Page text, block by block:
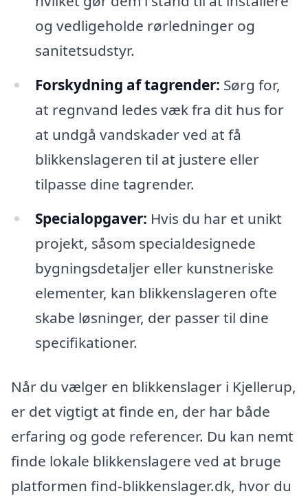
og vedligeholde rørledninger og
sanitetsudstyr.
Forskydning af tagrender: Sørg for,
at regnvand ledes væk fra dit hus for
at undgå vandskader ved at få
blikkenslageren til at justere eller
tilpasse dine tagrender.
Specialopgaver: Hvis du har et unikt
projekt, såsom specialdesignede
bygningsdetaljer eller kunstneriske
elementer, kan blikkenslageren ofte
skabe løsninger, der passer til dine
specifikationer.
Når du vælger en blikkenslager i Kjellerup,
er det vigtigt at finde en, der har både
erfaring og gode referencer. Du kan nemt
finde lokale blikkenslagere ved at bruge
platformen find-blikkenslager.dk, hvor du